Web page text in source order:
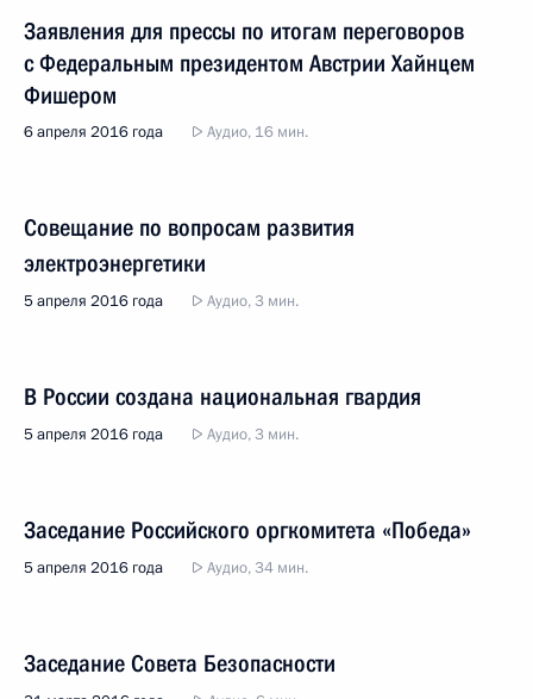
Заявления для прессы по итогам переговоров
с Федеральным президентом Австрии Хайнцем
Фишером
6 апреля 2016 года Аудио, 16 мин.
Совещание по вопросам развития
электроэнергетики
5 апреля 2016 года Аудио, 3 мин.
В России создана национальная гвардия
5 апреля 2016 года Аудио, 3 мин.
Заседание Российского оргкомитета «Победа»
5 апреля 2016 года Аудио, 34 мин.
Заседание Совета Безопасности